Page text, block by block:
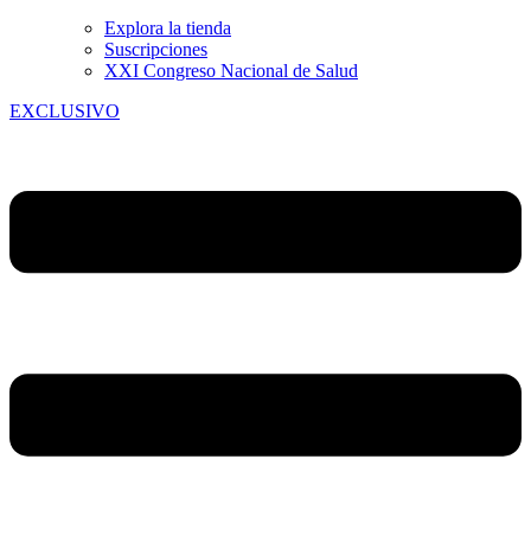
Explora la tienda
Suscripciones
XXI Congreso Nacional de Salud
EXCLUSIVO